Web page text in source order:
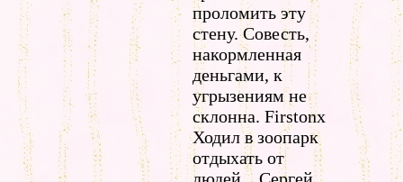
проломить эту
стену. Совесть,
накормленная
деньгами, к
угрызениям не
склонна. Firstonx
Ходил в зоопарк
отдыхать от